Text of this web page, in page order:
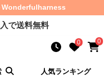
Wonderfulharness
で送料無料
0 0
人気ランキング